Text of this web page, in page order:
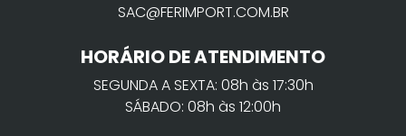
SAC@FERIMPORT.COM.BR
HORÁRIO DE ATENDIMENTO
SEGUNDA A SEXTA: 08h às 17:30h
SÁBADO: 08h às 12:00h